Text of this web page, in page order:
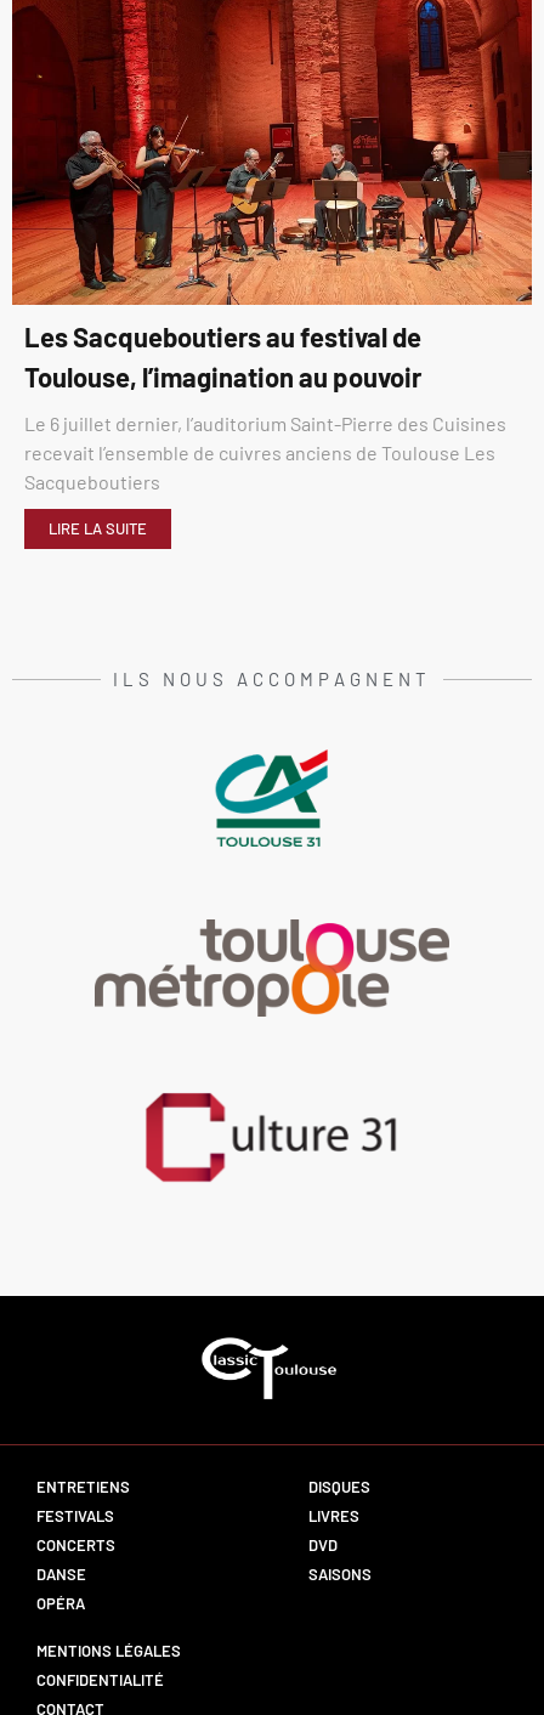
Les Sacqueboutiers au festival de
Toulouse, l’imagination au pouvoir
Le 6 juillet dernier, l’auditorium Saint-Pierre des Cuisines
recevait l’ensemble de cuivres anciens de Toulouse Les
Sacqueboutiers
LIRE LA SUITE
ILS NOUS ACCOMPAGNENT
ENTRETIENS
FESTIVALS
CONCERTS
DANSE
OPÉRA
DISQUES
LIVRES
DVD
SAISONS
MENTIONS LÉGALES
CONFIDENTIALITÉ
CONTACT